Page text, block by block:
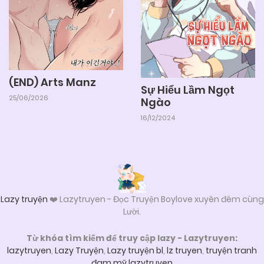
Chapter 4 04/06/2025
Chapter 3 04/06/2025
(END) Arts Manz
25/06/2026
Sự Hiểu Lầm Ngọt
Ngào
16/12/2024
Lazy truyện ❤️ Lazytruyen - Đọc Truyện Boylove xuyên đêm cùng
Lười.
Từ khóa tìm kiếm để truy cập lazy - Lazytruyen:
lazytruyen, Lazy Truyện, Lazy truyện bl, lz truyen, truyện tranh